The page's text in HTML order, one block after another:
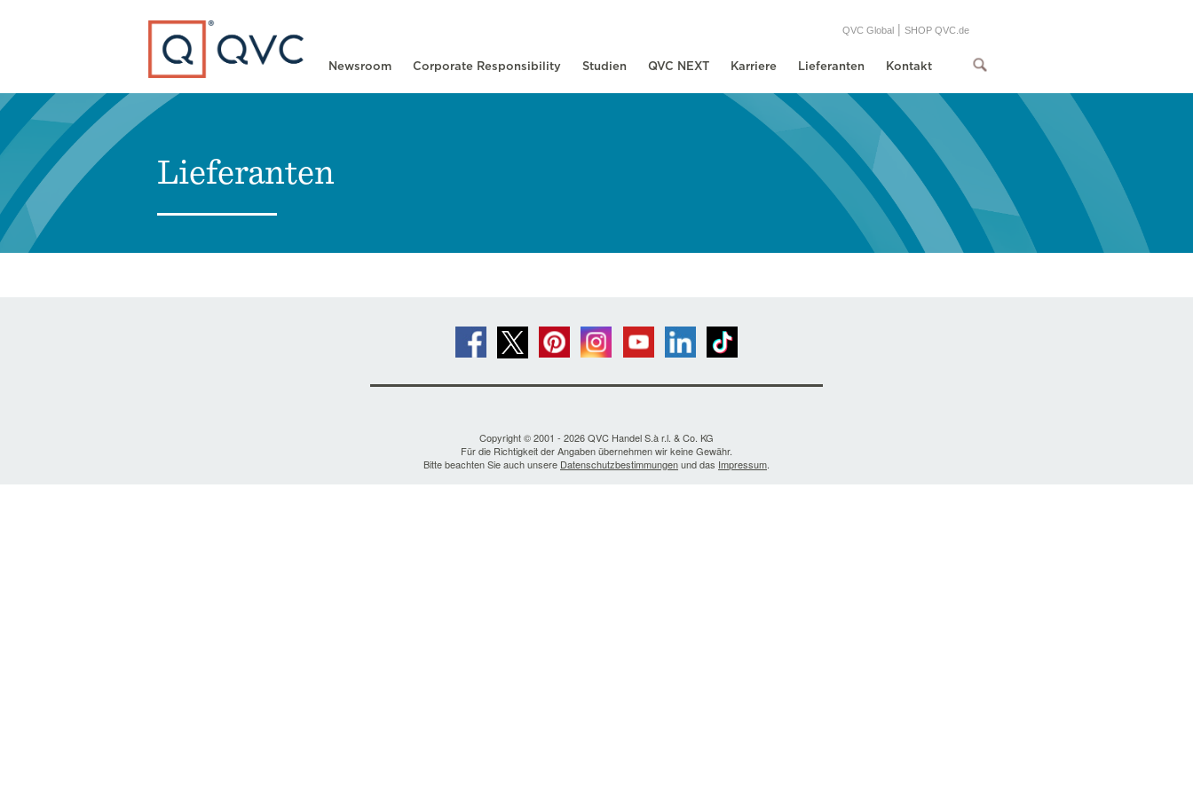
Newsroom Corporate Responsibility Studien QVC NEXT Karriere Lieferanten Kontakt
QVC Global | SHOP QVC.de
Type to search
Lieferanten
Copyright © 2001 - 2026 QVC Handel S.à r.l. & Co. KG
Für die Richtigkeit der Angaben übernehmen wir keine Gewähr.
Bitte beachten Sie auch unsere Datenschutzbestimmungenund das Impressum.